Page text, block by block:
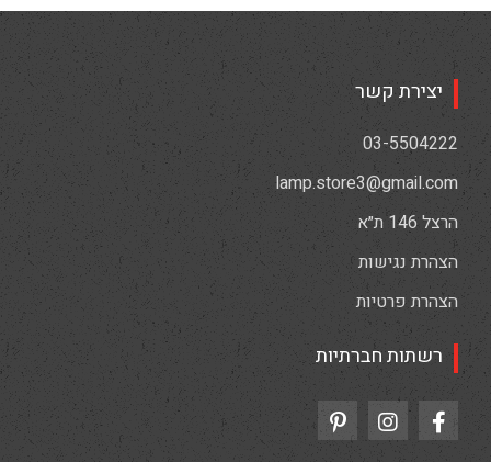
יצירת קשר
03-5504222
lamp.store3@gmail.com
הרצל 146 ת״א
הצהרת נגישות
הצהרת פרטיות
רשתות חברתיות